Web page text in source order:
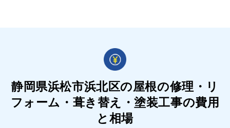
静岡県浜松市浜北区の屋根の修理・リ
フォーム・葺き替え・塗装工事の費用
と相場